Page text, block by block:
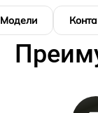
Модели